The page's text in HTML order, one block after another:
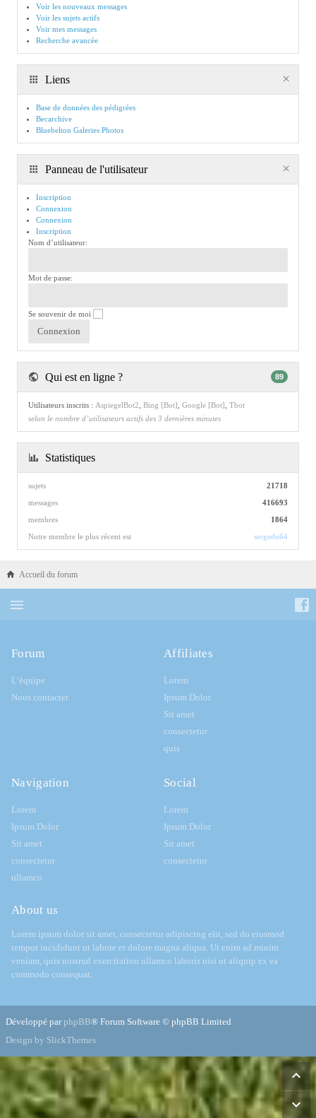
Voir les nouveaux messages
Voir les sujets actifs
Voir mes messages
Recherche avancée
Liens
Base de données des pédigrées
Becarchive
Bluebelton Galeries Photos
Panneau de l'utilisateur
Inscription
Connexion
Connexion
Inscription
Nom d’utilisateur:
Mot de passe:
Se souvenir de moi
Qui est en ligne ? 89
Utilisateurs inscrits : AspiegelBot2, Bing [Bot], Google [Bot], Tbot
selon le nombre d’utilisateurs actifs des 3 dernières minutes
Statistiques
21718
sujets
416693
messages
1864
membres
Notre membre le plus récent est
sergedu64
Accueil du forum
Forum
L’équipe
Nous contacter
Affiliates
Lorem
Ipsum Dolor
Sit amet
consectetur
quis
Navigation
Lorem
Ipsum Dolor
Sit amet
consectetur
ullamco
Social
Lorem
Ipsum Dolor
Sit amet
consectetur
About us
Lorem ipsum dolor sit amet, consectetur adipiscing elit, sed do eiusmod
tempor incididunt ut labore et dolore magna aliqua. Ut enim ad minim
veniam, quis nostrud exercitation ullamco laboris nisi ut aliquip ex ea
commodo consequat.
Développé parphpBB® Forum Software © phpBB Limited
Design by SlickThemes